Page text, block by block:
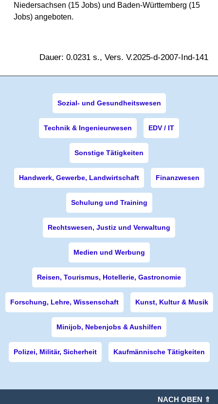
Niedersachsen (15 Jobs) und Baden-Württemberg (15
Jobs) angeboten.
Dauer: 0.0231 s., Vers. V.2025-d-2007-Ind-141
Sozial- und Gesundheitswesen
Technik & Ingenieurwesen EDV / IT
Sonstige Tätigkeiten
Handwerk, Gewerbe, Landwirtschaft Finanzwesen
Schulung und Training
Rechtswesen, Justiz und Verwaltung
Medien und Werbung
Reisen, Tourismus, Hotellerie, Gastronomie
Forschung, Lehre, Wissenschaft Kunst, Kultur & Musik
Minijob, Nebenjobs & Aushilfen
Polizei, Militär, Sicherheit Kaufmännische Tätigkeiten
NACH OBEN ⇑